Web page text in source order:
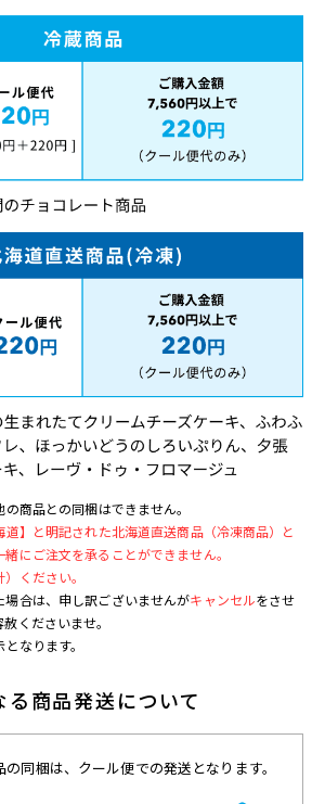
商品との同梱はできません。
】と明記された北海道直送商品（冷凍商品）と
にご注文を承ることができません。
ください。
場合は、申し訳ございませんがキャンセルをさせ
くださいませ。
なります。
商品発送について
同梱は、クール便での発送となります。